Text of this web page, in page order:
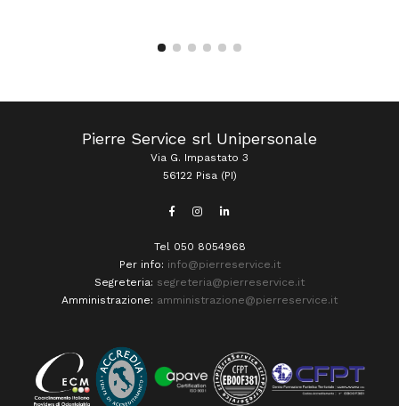
Pierre Service srl Unipersonale
Via G. Impastato 3
56122 Pisa (PI)
Tel 050 8054968
Per info: info@pierreservice.it
Segreteria: segreteria@pierreservice.it
Amministrazione: amministrazione@pierreservice.it